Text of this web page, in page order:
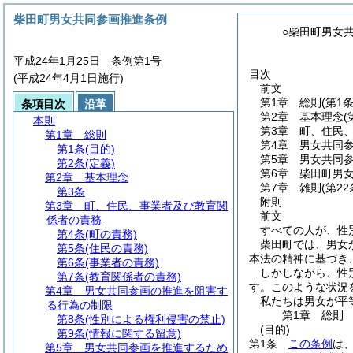
○柴田町男女
目次
前文
第1章
総則 (第1
第2章
基本理念(
第3章
町、住民
第4章
男女共同
第5章
男女共同
第6章
柴田町男
第7章
雑則 (第22
附則
前文
すべての人が、性
柴田町では、男女
本法の精神に基づき
しかしながら、
す。このような状況
私たちは男女が平
第1章
総則
(目的)
第1条
この条例 は
柴田町男女共同参画推進条例
平成24年1月25日 条例第1号
(平成24年4月1日施行)
条項目次
沿革
本則
第1章
総則
第1条(目的)
第2条(定義)
第2章
基本理念
第3条
第3章
町、住民、事業者及び教育関
係者の責務
第4条(町の責務)
第5条(住民の責務)
第6条(事業者の責務)
第7条(教育関係者の責務)
第4章
男女共同参画の推進を阻害す
る行為の制限
第8条(性別による権利侵害の禁止)
第9条(情報に関する留意)
第5章
男女共同参画を推進するため